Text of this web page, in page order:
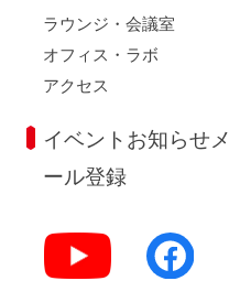
ラウンジ・会議室
オフィス・ラボ
アクセス
イベントお知らせメ
ール登録